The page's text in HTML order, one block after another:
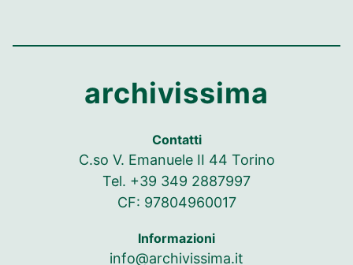
archivissima
Contatti
C.so V. Emanuele II 44 Torino
Tel. +39 349 2887997
CF: 97804960017
Informazioni
info@archivissima.it